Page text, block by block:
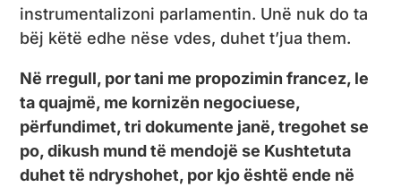
instrumentalizoni parlamentin. Unë nuk do ta
bëj këtë edhe nëse vdes, duhet t’jua them.
Në rregull, por tani me propozimin francez, le
ta quajmë, me kornizën negociuese,
përfundimet, tri dokumente janë, tregohet se
po, dikush mund të mendojë se Kushtetuta
duhet të ndryshohet, por kjo është ende në